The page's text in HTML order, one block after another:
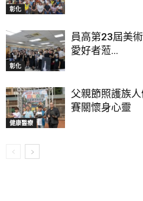
彰化
彰化
員高第23屆美
愛好者蒞...
健康醫療
父親節照護族
賽關懷身心靈